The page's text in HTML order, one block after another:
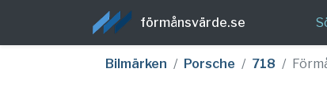
förmånsvärde.se
Bilmärken Porsche 718